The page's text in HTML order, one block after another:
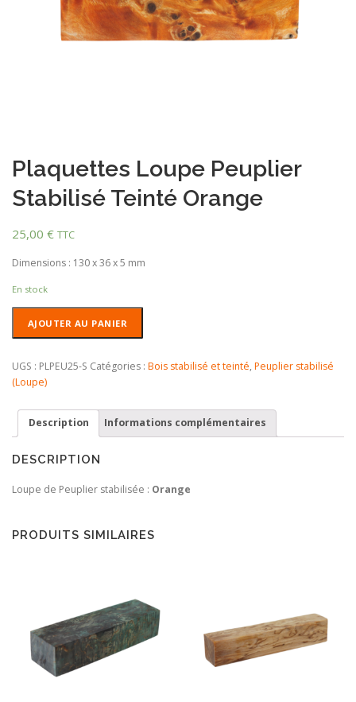
Plaquettes Loupe Peuplier
Stabilisé Teinté Orange
25,00 € TTC
Dimensions : 130 x 36 x 5 mm
En stock
Loupe
Peuplier
Teinté
Orange
AJOUTER AU PANIER
UGS : PLPEU25-S Catégories : Bois stabilisé et teinté, Peuplier stabilisé
(Loupe)
Description Informations complémentaires
DESCRIPTION
Loupe de Peuplier stabilisée : Orange
PRODUITS SIMILAIRES